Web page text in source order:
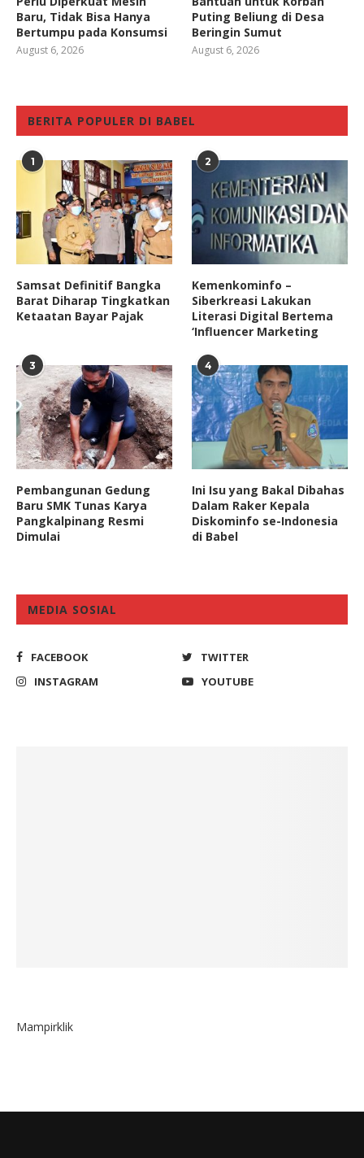
Baru, Tidak Bisa Hanya
Bertumpu pada Konsumsi
August 6, 2026
Puting Beliung di Desa
Beringin Sumut
August 6, 2026
BERITA POPULER DI BABEL
1
Samsat Definitif Bangka
Barat Diharap Tingkatkan
Ketaatan Bayar Pajak
2
Kemenkominfo –
Siberkreasi Lakukan
Literasi Digital Bertema
‘Influencer Marketing
3
Pembangunan Gedung
Baru SMK Tunas Karya
Pangkalpinang Resmi
Dimulai
4
Ini Isu yang Bakal Dibahas
Dalam Raker Kepala
Diskominfo se-Indonesia
di Babel
MEDIA SOSIAL
FACEBOOK
TWITTER
INSTAGRAM
YOUTUBE
Mampirklik